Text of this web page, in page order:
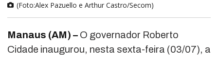
(Foto:Alex Pazuello e Arthur Castro/Secom)
Manaus (AM) – O governador Roberto
Cidade inaugurou, nesta sexta-feira (03/07), a